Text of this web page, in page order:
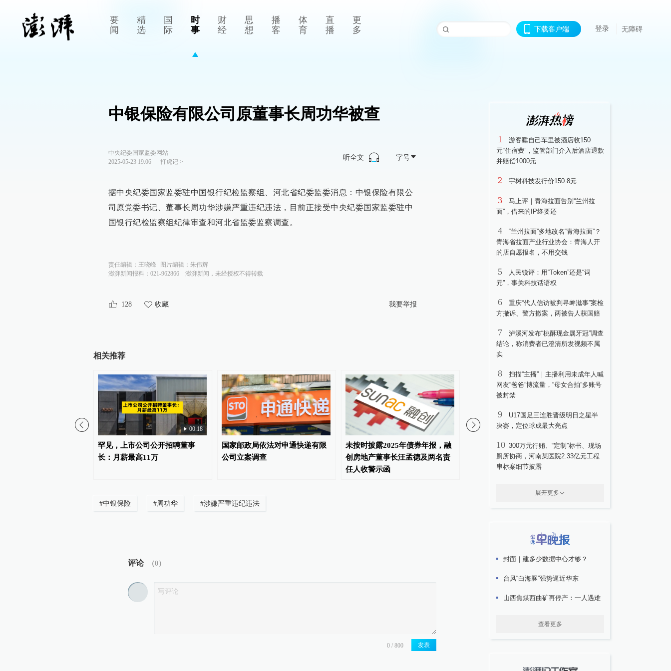
要
闻
精
选
国
际
时
事
财
经
思
想
播
客
体
育
直
播
更
多
下载客户端 登录 无障碍
中银保险有限公司原董事长周功华被查
中央纪委国家监委网站
2025-05-23 19:06
打虎记>
听全文 字号
据中央纪委国家监委驻中国银行纪检监察组、河北省纪委监委消息：中银保险有限公
司原党委书记、董事长周功华涉嫌严重违纪违法，目前正接受中央纪委国家监委驻中
国银行纪检监察组纪律审查和河北省监委监察调查。
责任编辑： 王晓峰 图片编辑： 朱伟辉
澎湃新闻报料：021-962866
澎湃新闻，未经授权不得转载
128 收藏 我要举报
相关推荐
00:18
罕见，上市公司公开招聘董事
长：月薪最高11万
国家邮政局依法对申通快递有限
公司立案调查
未按时披露2025年债券年报，融
创房地产董事长汪孟德及两名责
任人收警示函
2026年上半年1535名纪检监察干
部被处分
罕见，上市公司公开招
长：月薪最高11万
#中银保险 #周功华 #涉嫌严重违纪违法
评论 （0）
发表
1
游客睡自己车里被酒店收150
元“住宿费”，监管部门介入后酒店退款
并赔偿1000元
2 宇树科技发行价150.8元
3
马上评｜青海拉面告别“兰州拉
面”，借来的IP终要还
4
“兰州拉面”多地改名“青海拉面”？
青海省拉面产业行业协会：青海人开
的店自愿报名，不用交钱
5
人民锐评：用“Token”还是“词
元”，事关科技话语权
6
重庆“代人信访被判寻衅滋事”案检
方撤诉、警方撤案，两被告人获国赔
7
泸溪河发布“桃酥现金属牙冠”调查
结论，称消费者已澄清所发视频不属
实
8
扫描“主播”｜主播利用未成年人喊
网友“爸爸”博流量，“母女合拍”多账号
被封禁
9
U17国足三连胜晋级明日之星半
决赛，定位球成最大亮点
10 300万元行贿、“定制”标书、现场
厕所协商，河南某医院2.33亿元工程
串标案细节披露
展开更多
封面｜建多少数据中心才够？
台风“白海豚”强势逼近华东
山西焦煤西曲矿再停产：一人遇难
查看更多